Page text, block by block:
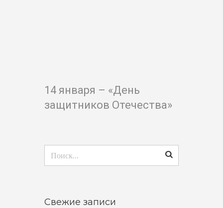
14 января – «День
защитников Отечества»
Свежие записи